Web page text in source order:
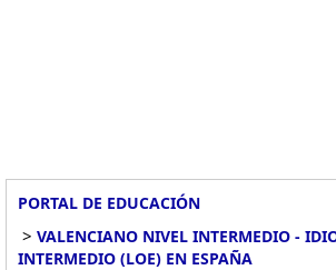
PORTAL DE EDUCACIÓN
> VALENCIANO NIVEL INTERMEDIO -
INTERMEDIO (LOE) EN ESPAÑA